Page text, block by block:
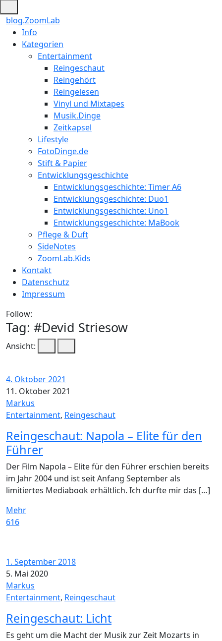
blog.ZoomLab
ZoomLab
//
Info
Kategorien
Entertainment
Reingeschaut
Reingehört
Reingelesen
Vinyl und Mixtapes
Musik.Dinge
Zeitkapsel
Lifestyle
FotoDinge.de
Stift & Papier
Entwicklungsgeschichte
Entwicklungsgeschichte: Timer A6
Entwicklungsgeschichte: Duo1
Entwicklungsgeschichte: Uno1
Entwicklungsgeschichte: MaBook
Pflege & Duft
SideNotes
ZoomLab.Kids
Kontakt
Datenschutz
Impressum
Follow:
Tag: #Devid Striesow
Ansicht:
4. Oktober 2021
11. Oktober 2021
Markus
Entertainment, Reingeschaut
Reingeschaut: Napola – Elite für den
Führer
Der Film Napola – Elite für den Führer erschien bereits
im Jahr 2004 und ist seit Anfang September als
limitiertes Mediabook erhältlich. Ich durfte mir das […]
Mehr
616
1. September 2018
5. Mai 2020
Markus
Entertainment, Reingeschaut
Reingeschaut: Licht
Es geht um die Macht der Musik zur Zeit Mozarts in